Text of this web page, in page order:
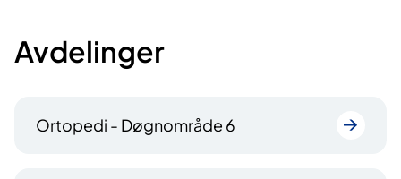
Avdelinger
Ortopedi - Døgnområde 6